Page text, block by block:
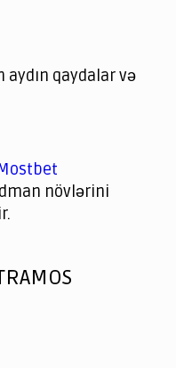
qaydalar və
növlərini